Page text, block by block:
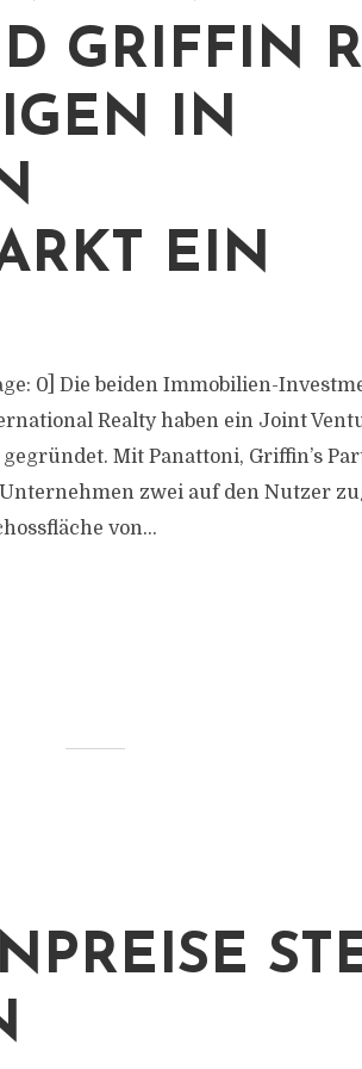
GRIFFIN
IN
EIN
0] Die beiden Immobilien-
Realty haben ein Joint
Mit Panattoni, Griffin’s
zwei auf den Nutzer
von...